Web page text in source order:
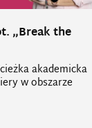
„Break the
akademicka
w obszarze